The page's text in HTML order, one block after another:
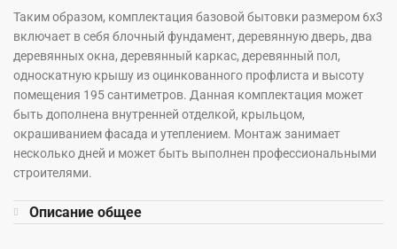
Таким образом, комплектация базовой бытовки размером 6х3
включает в себя блочный фундамент, деревянную дверь, два
деревянных окна, деревянный каркас, деревянный пол,
односкатную крышу из оцинкованного профлиста и высоту
помещения 195 сантиметров. Данная комплектация может
быть дополнена внутренней отделкой, крыльцом,
окрашиванием фасада и утеплением. Монтаж занимает
несколько дней и может быть выполнен профессиональными
строителями.
Описание общее